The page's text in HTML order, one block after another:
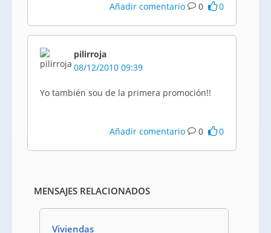
Añadir comentario 0 0
pilirroja
08/12/2010 09:39
Yo también sou de la primera promoción!!
Añadir comentario 0 0
MENSAJES RELACIONADOS
Viviendas